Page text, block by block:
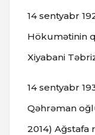
14 sentyabr
Hökumətinin
Xiyabani
14 sentyabr
Qəhrəman
2014) Ağstafa